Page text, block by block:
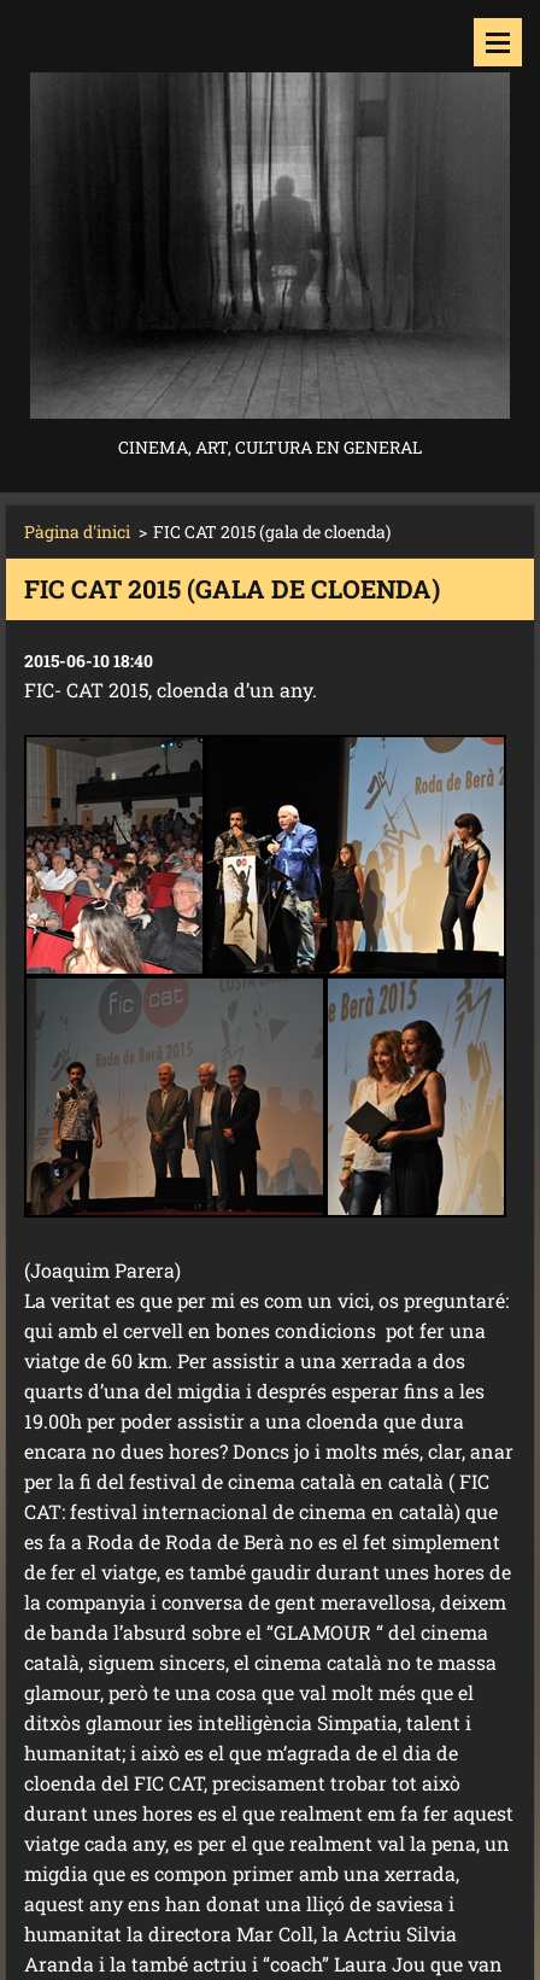
CINEMA, ART, CULTURA EN GENERAL
Pàgina d'inici > FIC CAT 2015 (gala de cloenda)
FIC CAT 2015 (GALA DE CLOENDA)
2015-06-10 18:40
FIC- CAT 2015, cloenda d’un any.
(Joaquim Parera)
La veritat es que per mi es com un vici, os preguntaré:
qui amb el cervell en bones condicions pot fer una
viatge de 60 km. Per assistir a una xerrada a dos
quarts d’una del migdia i després esperar fins a les
19.00h per poder assistir a una cloenda que dura
encara no dues hores? Doncs jo i molts més, clar, anar
per la fi del festival de cinema català en català ( FIC
CAT: festival internacional de cinema en català) que
es fa a Roda de Roda de Berà no es el fet simplement
de fer el viatge, es també gaudir durant unes hores de
la companyia i conversa de gent meravellosa, deixem
de banda l’absurd sobre el “GLAMOUR “ del cinema
català, siguem sincers, el cinema català no te massa
glamour, però te una cosa que val molt més que el
ditxòs glamour ies intel·ligència Simpatia, talent i
humanitat; i això es el que m’agrada de el dia de
cloenda del FIC CAT, precisament trobar tot això
durant unes hores es el que realment em fa fer aquest
viatge cada any, es per el que realment val la pena, un
migdia que es compon primer amb una xerrada,
aquest any ens han donat una lliçó de saviesa i
humanitat la directora Mar Coll, la Actriu Silvia
Aranda i la també actriu i “coach” Laura Jou que van